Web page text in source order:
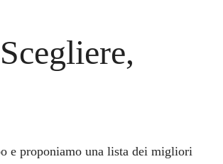
e proponiamo una lista dei migliori